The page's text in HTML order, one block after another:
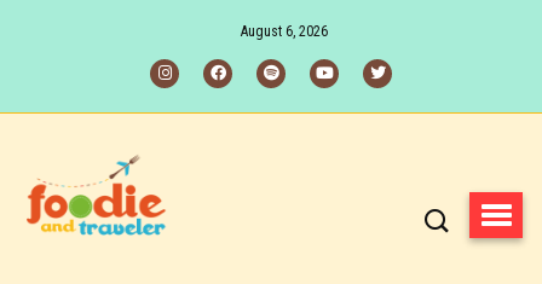
August 6, 2026